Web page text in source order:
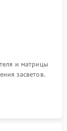
и матрицы
засветов.
плат и
монитора.